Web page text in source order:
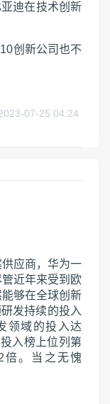
迪在技术创新
创新公司也不
07-25 04:24
应商，华为一
近年来受到欧
够在全球创新
发持续的投入
领域的投入达
入榜上位列第
倍。当之无愧